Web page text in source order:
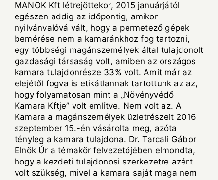
MANOK Kft létrejöttekor, 2015 januárjától
egészen addig az időpontig, amikor
nyilvánvalóvá vált, hogy a permetező gépek
bemérése nem a kamaránkhoz fog tartozni,
egy többségi magánszemélyek által tulajdonolt
gazdasági társaság volt, amiben az országos
kamara tulajdonrésze 33% volt. Amit már az
elejétől fogva is etikátlannak tartottunk az az,
hogy folyamatosan mint a „Növényvédő
Kamara Kftje” volt említve. Nem volt az. A
Kamara a magánszemélyek üzletrészeit 2016
szeptember 15.-én vásárolta meg, azóta
tényleg a kamara tulajdona. Dr. Tarcali Gábor
Elnök Úr a témakör felvezetőjében elmondta,
hogy a kezdeti tulajdonosi szerkezetre azért
volt szükség, mivel a kamara saját maga nem